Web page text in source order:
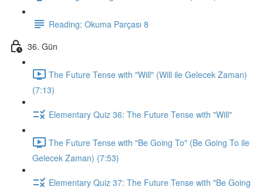
Reading: Okuma Parçası 8
36. Gün
The Future Tense with "Will" (Will ile Gelecek Zaman)
(7:13)
Elementary Quiz 36: The Future Tense with "Will"
The Future Tense with "Be Going To" (Be Going To ile
Gelecek Zaman) (7:53)
Elementary Quiz 37: The Future Tense with "Be Going